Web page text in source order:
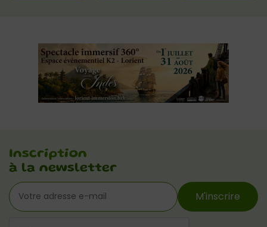
Inscription
à la newsletter
M'inscrire